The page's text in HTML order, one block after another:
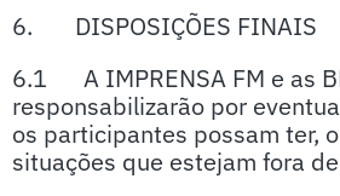
6. DISPOSIÇÕES FINAIS
6.1 A IMPRENSA FM e as
responsabilizarão por
os participantes possam ter,
situações que estejam fora